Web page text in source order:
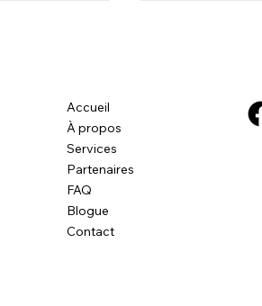
Accueil
À propos
Services
Partenaires
FAQ
Blogue
Contact